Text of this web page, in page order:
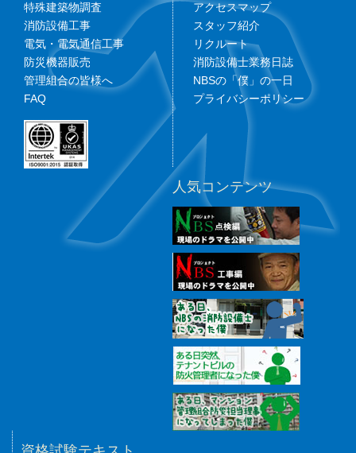
特殊建築物調査
消防設備工事
電気・電気通信工事
防災機器販売
管理組合の皆様へ
FAQ
アクセスマップ
スタッフ紹介
リクルート
消防設備士業務日誌
NBSの「僕」の一日
プライバシーポリシー
人気コンテンツ